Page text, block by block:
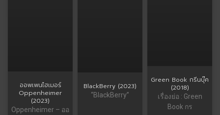
ออพเพนไฮเมอร์
Oppenheimer
(2023)
Oppenheimer – ออ
BlackBerry (2023)
“BlackBerry”
Green Book กรีนบุ๊ค
(2018)
เรื่องย่อ : Green
Book กร